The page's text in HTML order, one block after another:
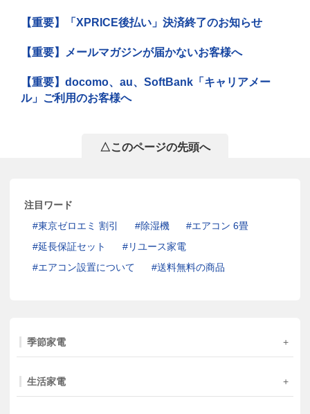
【重要】「XPRICE後払い」決済終了のお知らせ
【重要】メールマガジンが届かないお客様へ
【重要】docomo、au、SoftBank「キャリアメー
ル」ご利用のお客様へ
△このページの先頭へ
注目ワード
東京ゼロエミ 割引
除湿機
エアコン 6畳
延長保証セット
リユース家電
エアコン設置について
送料無料の商品
季節家電
生活家電